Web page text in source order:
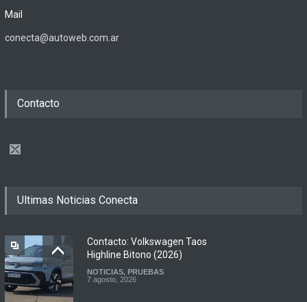
Mail
conecta@autoweb.com.ar
Contacto
Ultimas Noticias Conecta
Contacto: Volkswagen Taos
Highline Bitono (2026)
NOTICIAS, PRUEBAS
7 agosto, 2026